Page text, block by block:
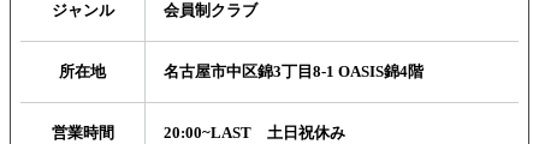
ジャンル 会員制クラブ
所在地 名古屋市中区錦3丁目8-1 OASIS錦4階
営業時間 20:00~LAST 土日祝休み